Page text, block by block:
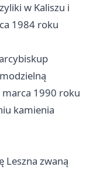
w Kaliszu i
1984 roku
1990 roku
kamienia
zwaną